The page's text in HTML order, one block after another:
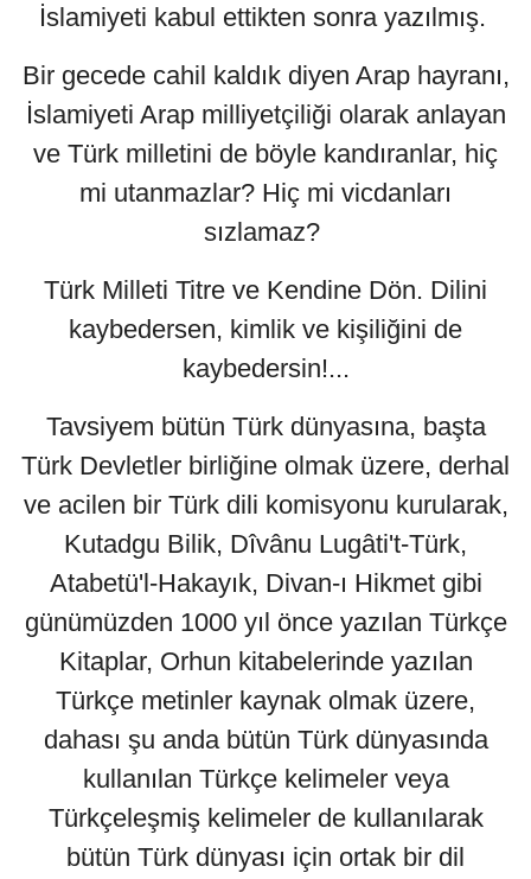
İslamiyeti kabul ettikten sonra yazılmış.
Bir gecede cahil kaldık diyen Arap hayranı,
İslamiyeti Arap milliyetçiliği olarak anlayan
ve Türk milletini de böyle kandıranlar, hiç
mi utanmazlar? Hiç mi vicdanları
sızlamaz?
Türk Milleti Titre ve Kendine Dön. Dilini
kaybedersen, kimlik ve kişiliğini de
kaybedersin!...
Tavsiyem bütün Türk dünyasına, başta
Türk Devletler birliğine olmak üzere, derhal
ve acilen bir Türk dili komisyonu kurularak,
Kutadgu Bilik, Dîvânu Lugâti't-Türk,
Atabetü'l-Hakayık, Divan-ı Hikmet gibi
günümüzden 1000 yıl önce yazılan Türkçe
Kitaplar, Orhun kitabelerinde yazılan
Türkçe metinler kaynak olmak üzere,
dahası şu anda bütün Türk dünyasında
kullanılan Türkçe kelimeler veya
Türkçeleşmiş kelimeler de kullanılarak
bütün Türk dünyası için ortak bir dil